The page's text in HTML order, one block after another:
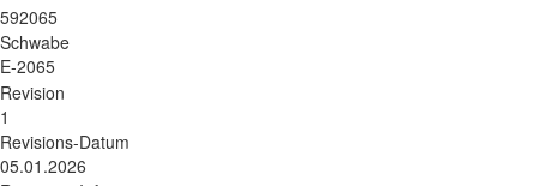
592065
Schwabe
E-2065
Revision
1
Revisions-Datum
05.01.2026